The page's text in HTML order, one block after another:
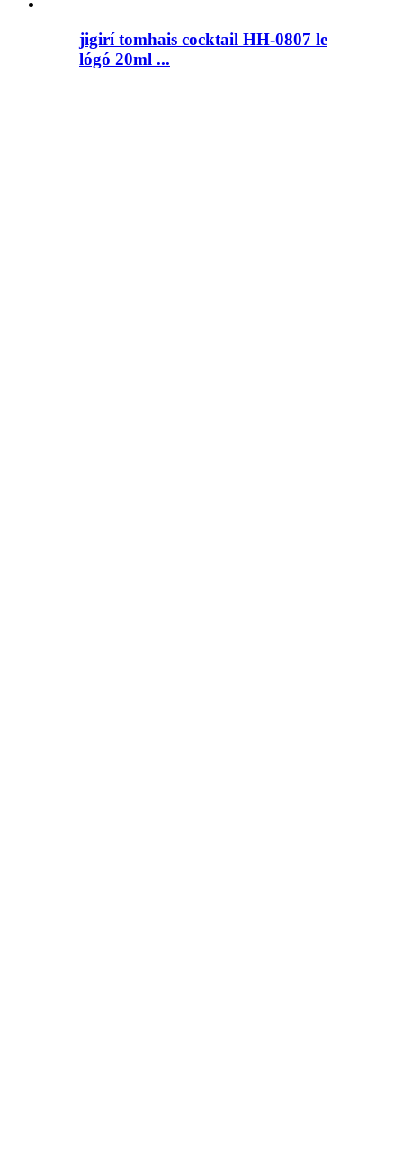
jigirí tomhais cocktail HH-0807 le
lógó 20ml ...